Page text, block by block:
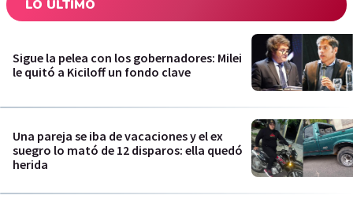
LO ÚLTIMO
Sigue la pelea con los gobernadores: Milei
le quitó a Kiciloff un fondo clave
Una pareja se iba de vacaciones y el ex
suegro lo mató de 12 disparos: ella quedó
herida